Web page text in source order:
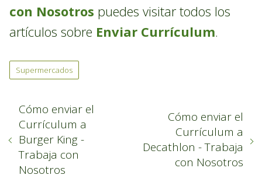
con Nosotros puedes visitar todos los
artículos sobre Enviar Currículum.
Supermercados
Cómo enviar el
Currículum a
Burger King -
Trabaja con
Nosotros
Cómo enviar el
Currículum a
Decathlon - Trabaja
con Nosotros